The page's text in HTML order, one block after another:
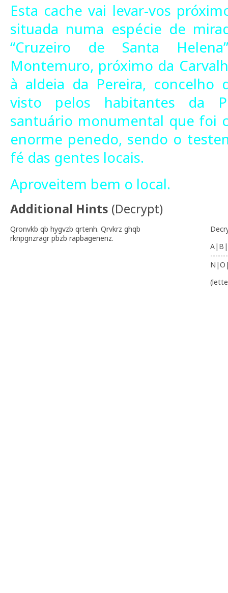
Esta cache vai levar-vos
situada numa espécie de
“Cruzeiro de Santa
Montemuro, próximo da
à aldeia da Pereira, concelho
visto pelos habitantes da
santuário monumental que foi
enorme penedo, sendo o
fé das gentes locais.
Aproveitem bem o local.
Additional Hints (Decrypt)
Qronvkb qb hygvzb qrtenh. Qrvkrz ghqb
rknpgnzragr pbzb rapbagenenz.